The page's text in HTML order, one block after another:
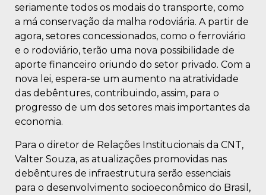
seriamente todos os modais do transporte, como
a má conservação da malha rodoviária. A partir de
agora, setores concessionados, como o ferroviário
e o rodoviário, terão uma nova possibilidade de
aporte financeiro oriundo do setor privado. Com a
nova lei, espera-se um aumento na atratividade
das debêntures, contribuindo, assim, para o
progresso de um dos setores mais importantes da
economia.
Para o diretor de Relações Institucionais da CNT,
Valter Souza, as atualizações promovidas nas
debêntures de infraestrutura serão essenciais
para o desenvolvimento socioeconômico do Brasil,